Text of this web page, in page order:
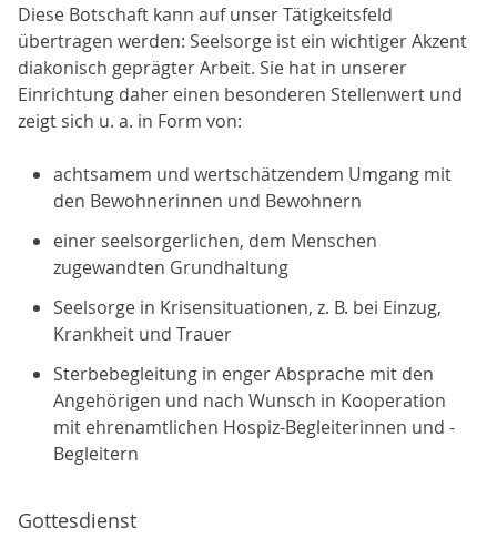
Diese Botschaft kann auf unser Tätigkeitsfeld
übertragen werden: Seelsorge ist ein wichtiger Akzent
diakonisch geprägter Arbeit. Sie hat in unserer
Einrichtung daher einen besonderen Stellenwert und
zeigt sich u. a. in Form von:
achtsamem und wertschätzendem Umgang mit
den Bewohnerinnen und Bewohnern
einer seelsorgerlichen, dem Menschen
zugewandten Grundhaltung
Seelsorge in Krisensituationen, z. B. bei Einzug,
Krankheit und Trauer
Sterbebegleitung in enger Absprache mit den
Angehörigen und nach Wunsch in Kooperation
mit ehrenamtlichen Hospiz-Begleiterinnen und -
Begleitern
Gottesdienst